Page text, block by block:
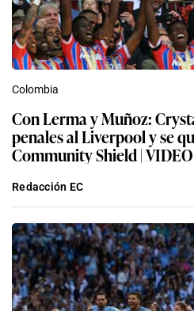
Colombia
Con Lerma y Muñoz:
penales al Liverpool y se
Community Shield | VIDEO
Redacción EC